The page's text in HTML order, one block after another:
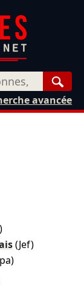
avancée
(Jef)